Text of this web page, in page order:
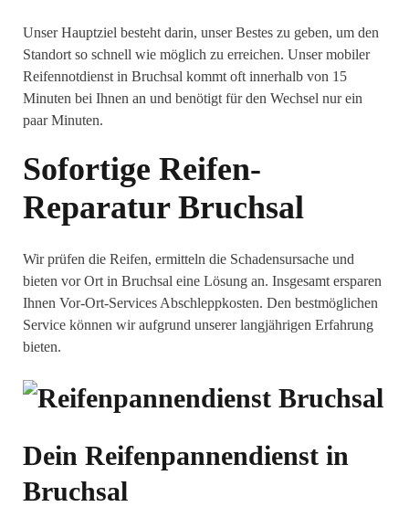
Unser Hauptziel besteht darin, unser Bestes zu geben, um den
Standort so schnell wie möglich zu erreichen. Unser mobiler
Reifennotdienst in Bruchsal kommt oft innerhalb von 15
Minuten bei Ihnen an und benötigt für den Wechsel nur ein
paar Minuten.
Sofortige Reifen-
Reparatur Bruchsal
Wir prüfen die Reifen, ermitteln die Schadensursache und
bieten vor Ort in Bruchsal eine Lösung an. Insgesamt ersparen
Ihnen Vor-Ort-Services Abschleppkosten. Den bestmöglichen
Service können wir aufgrund unserer langjährigen Erfahrung
bieten.
Dein Reifenpannendienst in
Bruchsal